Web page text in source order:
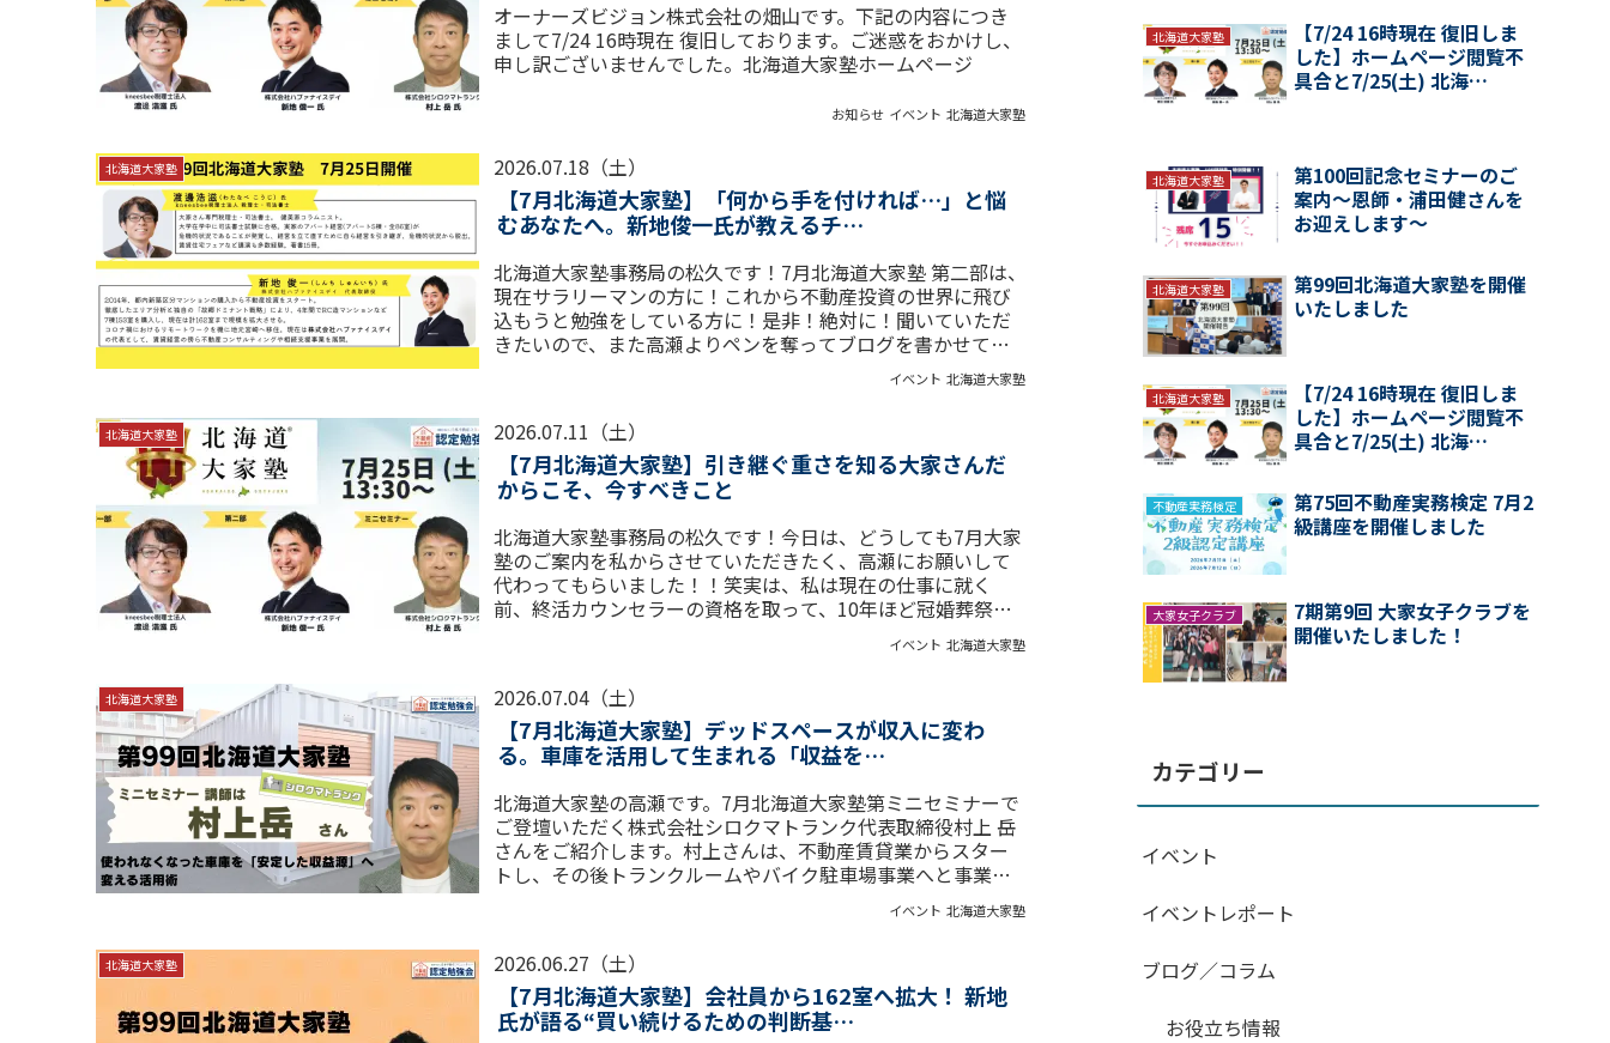
オーナーズビジョン株式会社の畑山です。下記の内容につき
まして7/24 16時現在 復旧しております。ご迷惑をおかけし、
申し訳ございませんでした。北海道大家塾ホームページ
お知らせ イベント 北海道大家塾
北海道大家塾 2026.07.18（土）
【7月北海道大家塾】「何から手を付ければ…」と悩
むあなたへ。新地俊一氏が教えるチ…
北海道大家塾事務局の松久です！7月北海道大家塾 第二部は、
現在サラリーマンの方に！これから不動産投資の世界に飛び
込もうと勉強をしている方に！是非！絶対に！聞いていただ
きたいので、また高瀬よりペンを奪ってブログを書かせてい
イベント 北海道大家塾
北海道大家塾 2026.07.11（土）
【7月北海道大家塾】引き継ぐ重さを知る大家さんだ
からこそ、今すべきこと
北海道大家塾事務局の松久です！今日は、どうしても7月大家
塾のご案内を私からさせていただきたく、高瀬にお願いして
代わってもらいました！！笑実は、私は現在の仕事に就く
前、終活カウンセラーの資格を取って、10年ほど冠婚葬祭互
イベント 北海道大家塾
北海道大家塾 2026.07.04（土）
【7月北海道大家塾】デッドスペースが収入に変わ
る。車庫を活用して生まれる「収益を…
北海道大家塾の高瀬です。7月北海道大家塾第ミニセミナーで
ご登壇いただく株式会社シロクマトランク代表取締役村上 岳
さんをご紹介します。村上さんは、不動産賃貸業からスター
トし、その後トランクルームやバイク駐車場事業へと事業を
イベント 北海道大家塾
北海道大家塾 2026.06.27（土）
【7月北海道大家塾】会社員から162室へ拡大！ 新地
氏が語る“買い続けるための判断基…
北海道大家塾
【7/24 16時現在 復旧しま
した】ホームページ閲覧不
具合と7/25(土) 北海…
北海道大家塾
第100回記念セミナーのご
案内〜恩師・浦田健さんを
お迎えします〜
北海道大家塾
第99回北海道大家塾を開催
いたしました
北海道大家塾
【7/24 16時現在 復旧しま
した】ホームページ閲覧不
具合と7/25(土) 北海…
不動産実務検定
第75回不動産実務検定 7月2
級講座を開催しました
大家女子クラブ
7期第9回 大家女子クラブを
開催いたしました！
カテゴリー
イベント
イベントレポート
ブログ／コラム
お役立ち情報